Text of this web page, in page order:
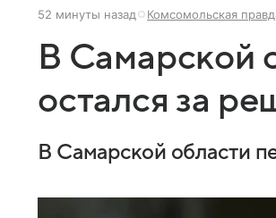
52 минуты назад Комсомольская
В Самарской
остался за
В Самарской области